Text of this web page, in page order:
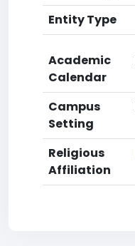
Entity Type
Academic
Calendar
Campus
Setting
Religious
Affiliation